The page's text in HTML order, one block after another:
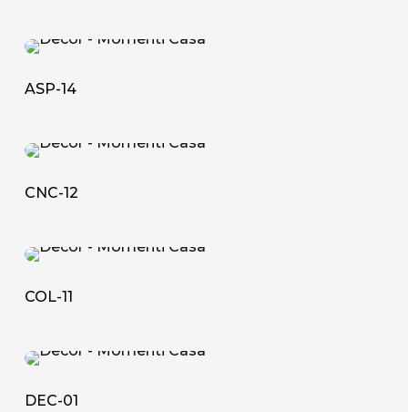
ASP-
ASP-14
CNC-
CNC-12
COL-
COL-11
DEC-
DEC-01